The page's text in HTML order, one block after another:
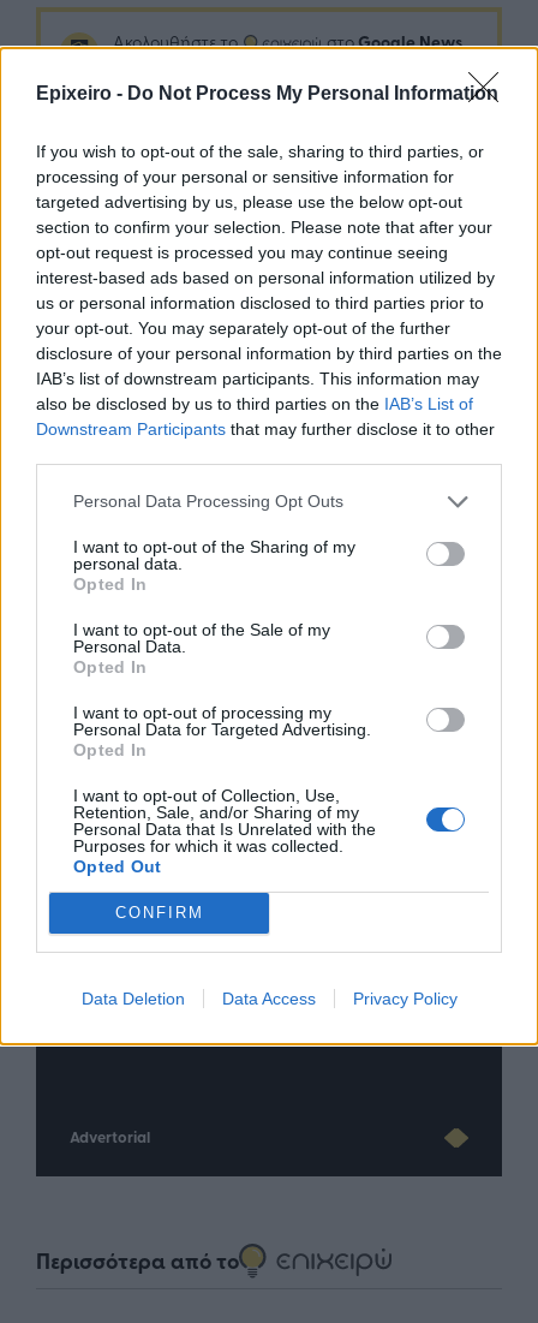
Epixeiro - Do Not Process My Personal Information
If you wish to opt-out of the sale, sharing to third parties, or
processing of your personal or sensitive information for
targeted advertising by us, please use the below opt-out
section to confirm your selection. Please note that after your
opt-out request is processed you may continue seeing
interest-based ads based on personal information utilized by
us or personal information disclosed to third parties prior to
your opt-out. You may separately opt-out of the further
disclosure of your personal information by third parties on the
IAB’s list of downstream participants. This information may
also be disclosed by us to third parties on the IAB’s List of
Downstream Participants that may further disclose it to other
Personal Data Processing Opt Outs
I want to opt-out of the Sharing of my
personal data.
Opted In
I want to opt-out of the Sale of my
Personal Data.
Opted In
I want to opt-out of processing my
Personal Data for Targeted Advertising.
Opted In
I want to opt-out of Collection, Use,
Retention, Sale, and/or Sharing of my
Personal Data that Is Unrelated with the
Purposes for which it was collected.
Opted Out
CONFIRM
Data Deletion Data Access Privacy Policy
Ακολουθήστε το στοGoogle News
Δείτε όλες τις τελευταίες επιχειρηματικές
Ειδήσεις από την Ελλάδα και τον κόσμο στο
Σχολιάστε
... σχόλια| Κάνε click για να σχολιάσεις
TP Greece: Πώς διαμορφώνεται το
Advertorial
Περισσότερα από το